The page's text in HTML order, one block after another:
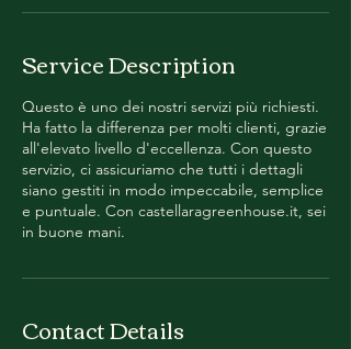
Service Description
Questo è uno dei nostri servizi più richiesti.
Ha fatto la differenza per molti clienti, grazie
all'elevato livello d'eccellenza. Con questo
servizio, ci assicuriamo che tutti i dettagli
siano gestiti in modo impeccabile, semplice
e puntuale. Con castellaragreenhouse.it, sei
in buone mani.
Contact Details